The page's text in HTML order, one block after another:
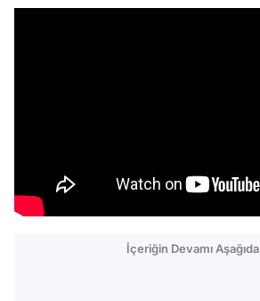
İçeriğin Devamı Aşağıda